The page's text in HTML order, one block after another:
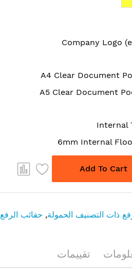
Company Logo
A4 Clear Document
A5 Clear Document
Internal
6mm Internal
Add To Cart
ذات التصنيف الحمولة, حقائب الرفع
تقييمات